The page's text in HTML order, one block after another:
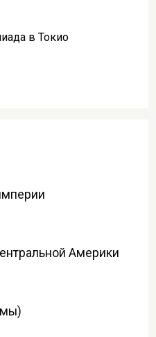
в Токио
Америки